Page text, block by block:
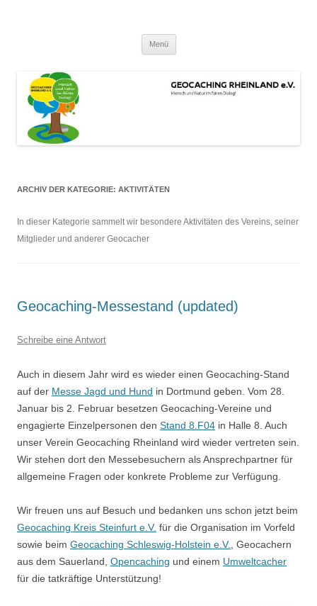
Menü
ARCHIV DER KATEGORIE: AKTIVITÄTEN
In dieser Kategorie sammelt wir besondere Aktivitäten des Vereins, seiner
Mitglieder und anderer Geocacher
Geocaching-Messestand (updated)
Schreibe eine Antwort
Auch in diesem Jahr wird es wieder einen Geocaching-Stand
auf der Messe Jagd und Hund in Dortmund geben. Vom 28.
Januar bis 2. Februar besetzen Geocaching-Vereine und
engagierte Einzelpersonen den Stand 8.F04 in Halle 8. Auch
unser Verein Geocaching Rheinland wird wieder vertreten sein.
Wir stehen dort den Messebesuchern als Ansprechpartner für
allgemeine Fragen oder konkrete Probleme zur Verfügung.
Wir freuen uns auf Besuch und bedanken uns schon jetzt beim
Geocaching Kreis Steinfurt e.V. für die Organisation im Vorfeld
sowie beim Geocaching Schleswig-Holstein e.V., Geocachern
aus dem Sauerland, Opencaching und einem Umweltcacher
für die tatkräftige Unterstützung!